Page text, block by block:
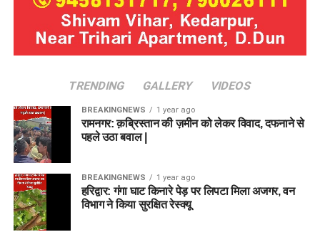
परीक्षा की तैयारी के लिए कुछ महत्वपूर्ण
टिप्स
जारी विस्तृत पाठ्यक्रम (Syllabus) और परीक्षा पैटर्न को अच्छी
तरह समझ लें।
पुराने प्रश्न पत्रों का अभ्यास:
(Previous Year Question Papers) को हल करने से आपको
Management) का सही अंदाजा मिल जाएगा।
नेगेटिव मार्किंग का ध्यान रखें:DSSSB की परीक्षाओं में आमतौर पर
$0.25$ अंक की नेगेटिव मार्किंग (ऋणात्मक मूल्यांकन) होती है,
TRENDING GALLERY VIDEOS
BREAKINGNEWS 1 year ago
रामनगर: क़ब्रिस्तान की ज़मीन को लेकर विवाद, दफनाने से
पहले उठा बवाल |
BREAKINGNEWS 1 year ago
हरिद्वार: गंगा घाट किनारे पेड़ पर लिपटा मिला अजगर, वन
विभाग ने किया सुरक्षित रेस्क्यू